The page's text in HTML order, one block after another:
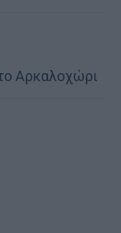
Αρκαλοχώρι